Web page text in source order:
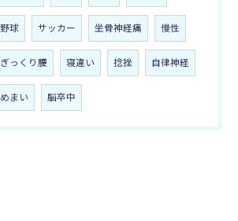
野球 サッカー 坐骨神経痛 慢性
ぎっくり腰 寝違い 捻挫 自律神経
めまい 脳卒中